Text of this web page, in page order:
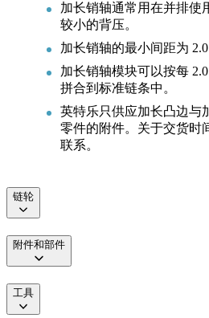
加长销轴通常用在并排使
较小的背压。
加长销轴的最小间距为 2.0
加长销轴模块可以按每
拼合到标准链条中。
英特乐只供应加长凸边与
零件的附件。关于交货时
联系。
链轮
附件和部件
工具